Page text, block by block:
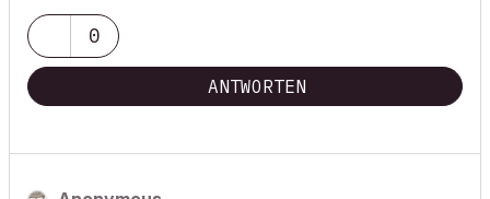
0
ANTWORTEN